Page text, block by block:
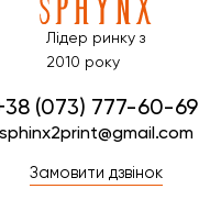
Лідер ринку з
2010 року
(073) 777-60-69
sphinx2print@gmail.com
Замовити дзвінок